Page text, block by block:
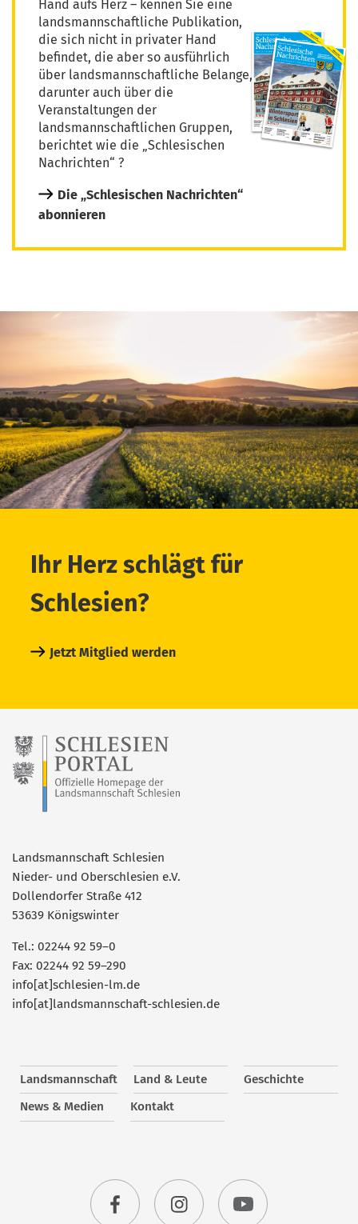
Hand aufs Herz – kennen Sie eine
landsmannschaftliche Publikation,
die sich nicht in privater Hand
befindet, die aber so ausführlich
über landsmannschaftliche Belange,
darunter auch über die
Veranstaltungen der
landsmannschaftlichen Gruppen,
berichtet wie die „Schlesischen
Nachrichten“ ?
Die „Schlesischen Nachrichten“
abonnieren
Ihr Herz schlägt für
Schlesien?
Jetzt Mitglied werden
Landsmannschaft Schlesien
Nieder- und Oberschlesien e.V.
Dollendorfer Straße 412
53639 Königswinter
Tel.: 02244 92 59–0
Fax: 02244 92 59–290
info[at]schlesien-lm.de
info[at]landsmannschaft-schlesien.de
Landsmannschaft Land & Leute
Geschichte
News & Medien
Kontakt